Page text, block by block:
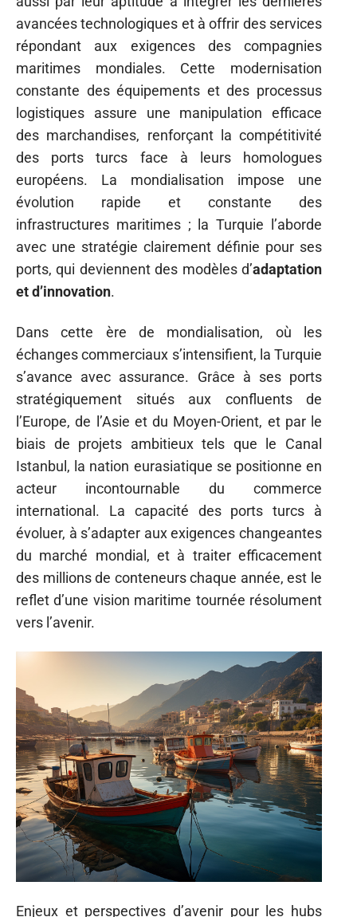
avancées technologiques et à offrir des services
répondant aux exigences des compagnies
maritimes mondiales. Cette modernisation
constante des équipements et des processus
logistiques assure une manipulation efficace
des marchandises, renforçant la compétitivité
des ports turcs face à leurs homologues
européens. La mondialisation impose une
évolution rapide et constante des
infrastructures maritimes ; la Turquie l’aborde
avec une stratégie clairement définie pour ses
ports, qui deviennent des modèles d’adaptation
et d’innovation.
Dans cette ère de mondialisation, où les
échanges commerciaux s’intensifient, la Turquie
s’avance avec assurance. Grâce à ses ports
stratégiquement situés aux confluents de
l’Europe, de l’Asie et du Moyen-Orient, et par le
biais de projets ambitieux tels que le Canal
Istanbul, la nation eurasiatique se positionne en
acteur incontournable du commerce
international. La capacité des ports turcs à
évoluer, à s’adapter aux exigences changeantes
du marché mondial, et à traiter efficacement
des millions de conteneurs chaque année, est le
reflet d’une vision maritime tournée résolument
vers l’avenir.
Enjeux et perspectives d’avenir pour les hubs